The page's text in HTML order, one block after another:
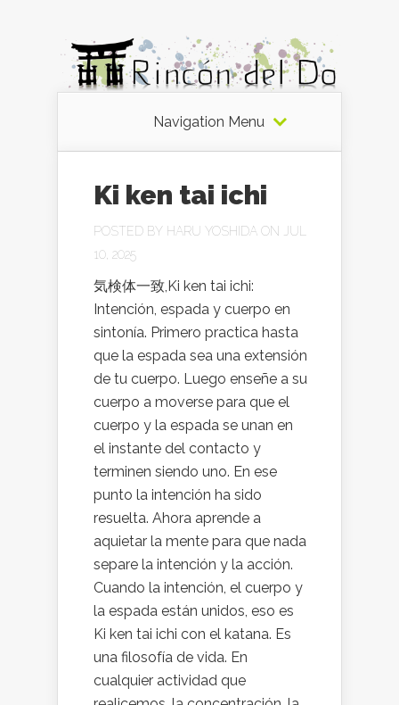
Navigation Menu
Ki ken tai ichi
POSTED BY HARU YOSHIDA ON JUL
10, 2025
気検体一致,Ki ken tai ichi:
Intención, espada y cuerpo en
sintonía. Primero practica hasta
que la espada sea una extensión
de tu cuerpo. Luego enseñe a su
cuerpo a moverse para que el
cuerpo y la espada se unan en
el instante del contacto y
terminen siendo uno. En ese
punto la intención ha sido
resuelta. Ahora aprende a
aquietar la mente para que nada
separe la intención y la acción.
Cuando la intención, el cuerpo y
la espada están unidos, eso es
Ki ken tai ichi con el katana. Es
una filosofía de vida. En
cualquier actividad que